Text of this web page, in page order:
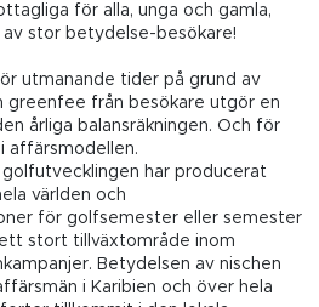
för alla, unga och gamla,
av stor betydelse-besökare!
utmanande tider på grund av
greenfee från besökare utgör en
årliga balansräkningen. Och för
affärsmodellen.
har producerat
världen och
för golfsemester eller semester
stort tillväxtområde inom
Betydelsen av nischen
i Karibien och över hela